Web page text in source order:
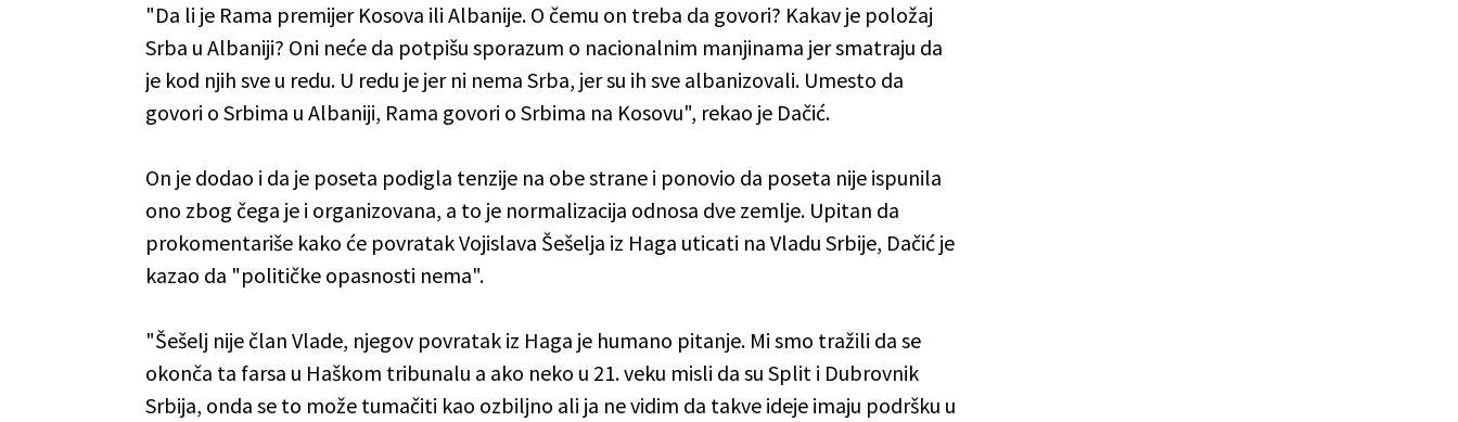
"Da li je Rama premijer Kosova ili Albanije. O čemu on treba da govori? Kakav je položaj
Srba u Albaniji? Oni neće da potpišu sporazum o nacionalnim manjinama jer smatraju da
je kod njih sve u redu. U redu je jer ni nema Srba, jer su ih sve albanizovali. Umesto da
govori o Srbima u Albaniji, Rama govori o Srbima na Kosovu", rekao je Dačić.
On je dodao i da je poseta podigla tenzije na obe strane i ponovio da poseta nije ispunila
ono zbog čega je i organizovana, a to je normalizacija odnosa dve zemlje. Upitan da
prokomentariše kako će povratak Vojislava Šešelja iz Haga uticati na Vladu Srbije, Dačić je
kazao da "političke opasnosti nema".
"Šešelj nije član Vlade, njegov povratak iz Haga je humano pitanje. Mi smo tražili da se
okonča ta farsa u Haškom tribunalu a ako neko u 21. veku misli da su Split i Dubrovnik
Srbija, onda se to može tumačiti kao ozbiljno ali ja ne vidim da takve ideje imaju podršku u